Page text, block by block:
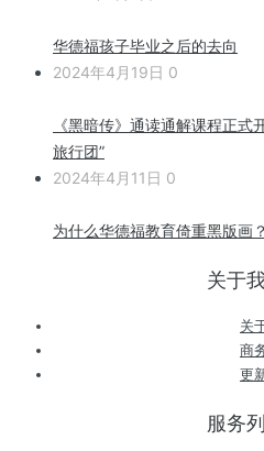
华德福孩子毕业之后的去向
2024年4月19日 0
《黑暗传》通读通解课程正式
旅行团”
2024年4月11日 0
为什么华德福教育倚重黑版画
关于
关
商
更
服务